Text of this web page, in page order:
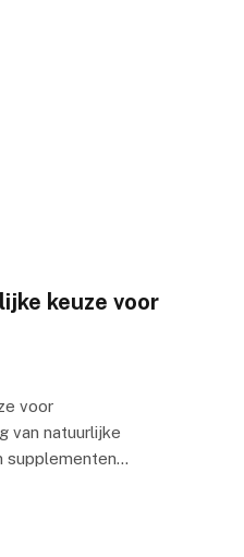
keuze voor
voor
van natuurlijke
supplementen…